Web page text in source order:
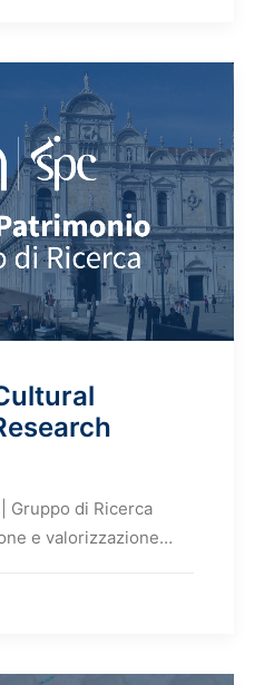
Gruppo di Ricerca
e valorizzazione…